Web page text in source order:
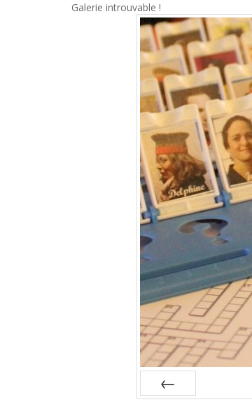
Galerie introuvable !